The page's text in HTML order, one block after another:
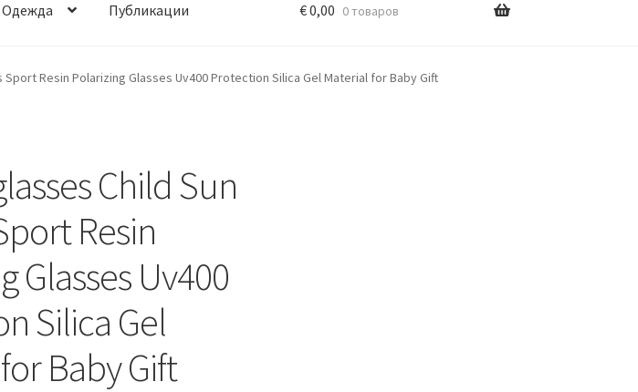
Одежда Публикации €0,00 0 товаров
Sport Resin Polarizing Glasses Uv400 Protection Silica Gel Material for Baby Gift
Child Sun
Resin
Glasses Uv400
Silica Gel
Baby Gift